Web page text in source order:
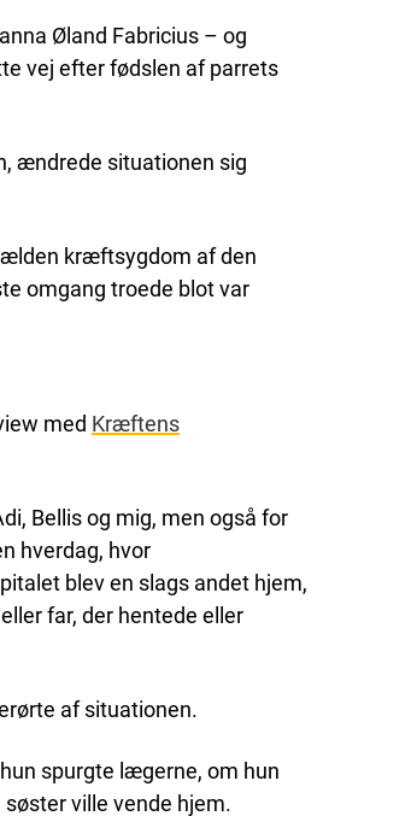
Øland Fabricius – og
vej efter fødslen af parrets
ændrede situationen sig
kræftsygdom af den
omgang troede blot var
med Kræftens
Bellis og mig, men også for
hverdag, hvor
blev en slags andet hjem,
far, der hentede eller
af situationen.
spurgte lægerne, om hun
søster ville vende hjem.